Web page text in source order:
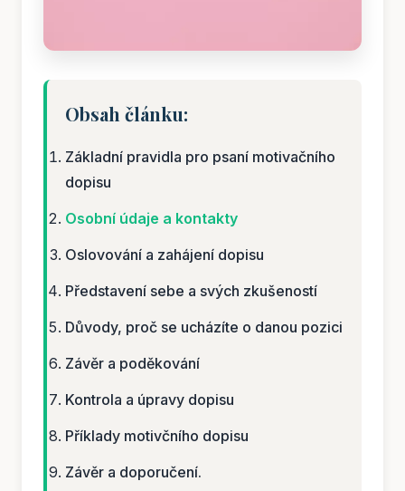
Obsah článku:
Základní pravidla pro psaní motivačního
dopisu
Osobní údaje a kontakty
Oslovování a zahájení dopisu
Představení sebe a svých zkušeností
Důvody, proč se ucházíte o danou pozici
Závěr a poděkování
Kontrola a úpravy dopisu
Příklady motivčního dopisu
Závěr a doporučení.